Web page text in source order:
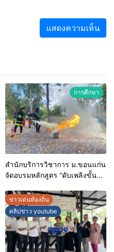
การศึกษา
สำนักบริการวิชาการ ม.ขอนแก่น
จัดอบรมหลักสูตร “ดับเพลิงขั้น
ท้องถิ่นรับมืออัคคีภัยตาม
มาตรฐานสากล
ข่าวเด่นท้องถิ่น
คลิปข่าว youtube